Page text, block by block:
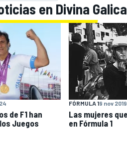
FÓRMULA E
en Divina Galica
de F1 han
Juegos
FÓRMULA 19 nov 2019
Las mujeres
en Fórmula 1